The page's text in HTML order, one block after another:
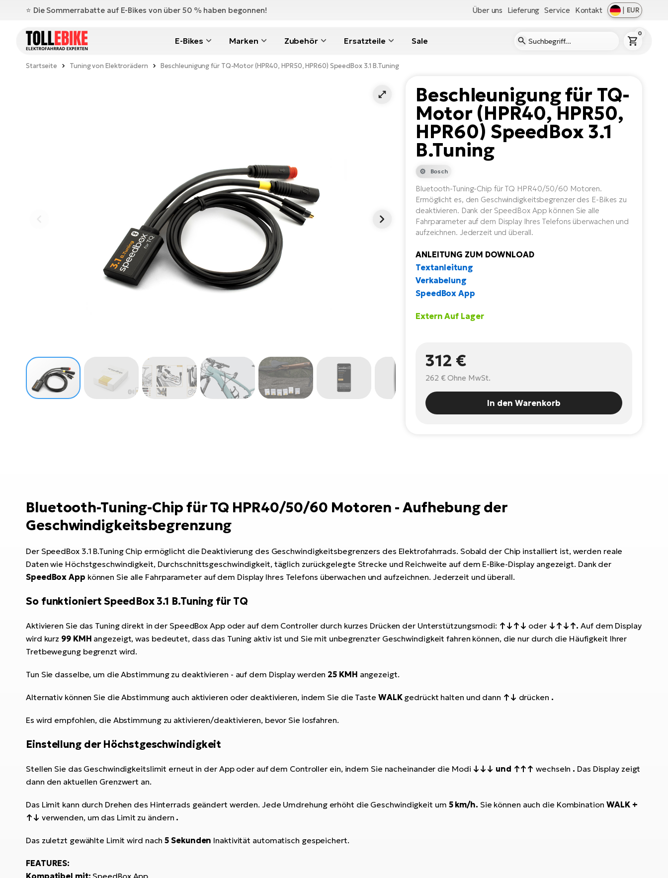
⭐️ Die Sommerrabatte auf E-Bikes von über 50 % haben begonnen! Über uns Lieferung Service Kontakt | EUR
E-Bikes Marken Zubehör Ersatzteile Sale
0
Startseite Tuning von Elektrorädern Beschleunigung für TQ-Motor (HPR40, HPR50, HPR60) SpeedBox 3.1 B.Tuning
Beschleunigung für TQ-
Motor (HPR40, HPR50,
HPR60) SpeedBox 3.1
B.Tuning
Bosch
Bluetooth-Tuning-Chip für TQ HPR40/50/60 Motoren.
Ermöglicht es, den Geschwindigkeitsbegrenzer des E-Bikes zu
deaktivieren. Dank der SpeedBox App können Sie alle
Fahrparameter auf dem Display Ihres Telefons überwachen und
aufzeichnen. Jederzeit und überall.
ANLEITUNG ZUM DOWNLOAD
Textanleitung
Verkabelung
SpeedBox App
Extern Auf Lager
312 €
262 € Ohne MwSt.
In den Warenkorb
Bluetooth-Tuning-Chip für TQ HPR40/50/60 Motoren - Aufhebung der
Geschwindigkeitsbegrenzung
Der SpeedBox 3.1 B.Tuning Chip ermöglicht die Deaktivierung des Geschwindigkeitsbegrenzers des Elektrofahrrads. Sobald der Chip installiert ist, werden reale
Daten wie Höchstgeschwindigkeit, Durchschnittsgeschwindigkeit, täglich zurückgelegte Strecke und Reichweite auf dem E-Bike-Display angezeigt. Dank der
SpeedBox App können Sie alle Fahrparameter auf dem Display Ihres Telefons überwachen und aufzeichnen. Jederzeit und überall.
So funktioniert SpeedBox 3.1 B.Tuning für TQ
Aktivieren Sie das Tuning direkt in der SpeedBox App oder auf dem Controller durch kurzes Drücken der Unterstützungsmodi: ↑↓↑↓ oder ↓↑↓↑. Auf dem Display
wird kurz 99 KMH angezeigt, was bedeutet, dass das Tuning aktiv ist und Sie mit unbegrenzter Geschwindigkeit fahren können, die nur durch die Häufigkeit Ihrer
Tretbewegung begrenzt wird.
Tun Sie dasselbe, um die Abstimmung zu deaktivieren - auf dem Display werden 25 KMH angezeigt.
Alternativ können Sie die Abstimmung auch aktivieren oder deaktivieren, indem Sie die Taste WALKgedrückt halten und dann ↑↓ drücken .
Es wird empfohlen, die Abstimmung zu aktivieren/deaktivieren, bevor Sie losfahren.
Einstellung der Höchstgeschwindigkeit
Stellen Sie das Geschwindigkeitslimit erneut in der App oder auf dem Controller ein, indem Sie nacheinander die Modi ↓↓↓ und ↑↑↑ wechseln . Das Display zeigt
dann den aktuellen Grenzwert an.
Das Limit kann durch Drehen des Hinterrads geändert werden. Jede Umdrehung erhöht die Geschwindigkeit um 5 km/h. Sie können auch die Kombination WALK +
↑↓ verwenden, um das Limit zu ändern .
Das zuletzt gewählte Limit wird nach5 Sekunden Inaktivität automatisch gespeichert.
FEATURES:
Kompatibel mit: SpeedBox App